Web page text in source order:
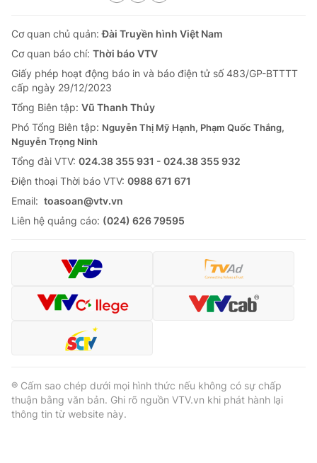
Cơ quan chủ quản:Đài Truyền hình Việt Nam
Cơ quan báo chí: Thời báo VTV
Giấy phép hoạt động báo in và báo điện tử số 483/GP-BTTTT
cấp ngày 29/12/2023
Tổng Biên tập: Vũ Thanh Thủy
Phó Tổng Biên tập: Nguyễn Thị Mỹ Hạnh, Phạm Quốc Thắng,
Nguyễn Trọng Ninh
Tổng đài VTV: 024.38 355 931 - 024.38 355 932
Ðiện thoại Thời báo VTV: 0988 671 671
Email: toasoan@vtv.vn
Liên hệ quảng cáo: (024) 626 79595
® Cấm sao chép dưới mọi hình thức nếu không có sự chấp
thuận bằng văn bản. Ghi rõ nguồn VTV.vn khi phát hành lại
thông tin từ website này.